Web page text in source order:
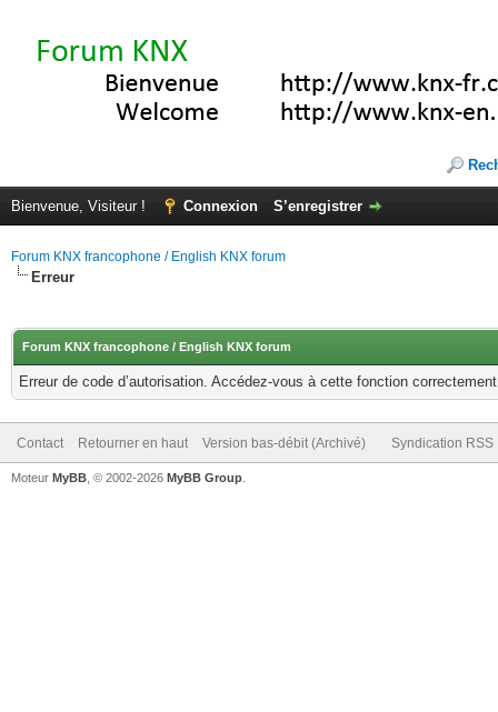
Bienvenue, Visiteur ! Connexion S’enregistrer
Forum KNX francophone / English KNX forum
Erreur
Forum KNX francophone / English KNX forum
Erreur de code d’autorisation. Accédez-vous à cette fonction
Contact Retourner en haut Version bas-débit (Archivé) Syndication RSS
Moteur MyBB , © 2002-2026 MyBB Group